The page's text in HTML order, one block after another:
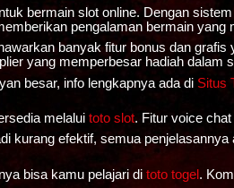
bermain slot online. Dengan
pengalaman bermain yang
banyak fitur bonus dan grafis
yang memperbesar hadiah dalam
besar, info lengkapnya ada di Situs
melalui toto slot. Fitur voice
kurang efektif, semua penjelasannya
bisa kamu pelajari di toto togel .